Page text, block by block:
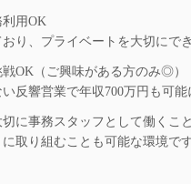
用OK
り、プライベートを大切にで
OK（ご興味がある方のみ◎）
反響営業で年収700万円も可能
に事務スタッフとして働くこ
取り組むことも可能な環境で